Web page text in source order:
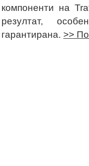
компоненти на
резултат,
гарантирана. >>